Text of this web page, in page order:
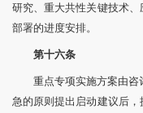
研究、重大共性关键技术
部署的进度安排。
第十六条
重点专项实施方案由
急的原则提出启动建议后